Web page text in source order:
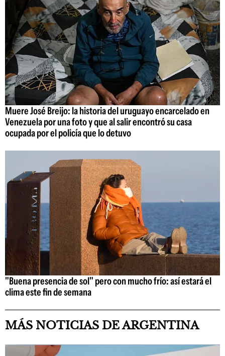
Muere José Breijo: la historia del uruguayo encarcelado en
Venezuela por una foto y que al salir encontró su casa
ocupada por el policía que lo detuvo
"Buena presencia de sol" pero con mucho frío: así estará el
clima este fin de semana
MÁS NOTICIAS DE ARGENTINA